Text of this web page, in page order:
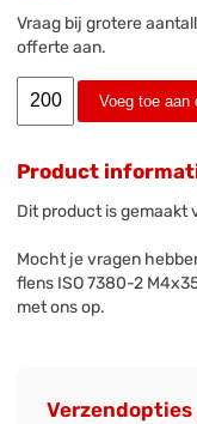
Vraag bij grotere
offerte aan.
Voeg toe aan
Product
Dit product is gemaakt
Mocht je vragen
flens ISO 7380-2
met ons op.